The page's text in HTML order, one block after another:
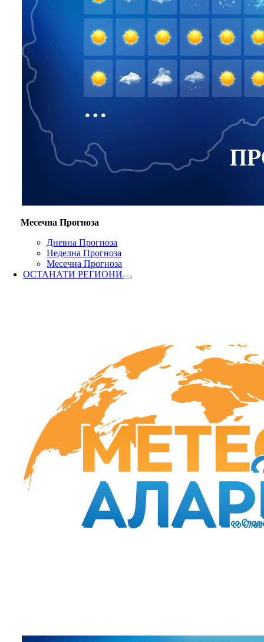
Месечна Прогноза
Дневна Прогноза
Неделна Прогноза
Месечна Прогноза
ОСТАНАТИ РЕГИОНИ